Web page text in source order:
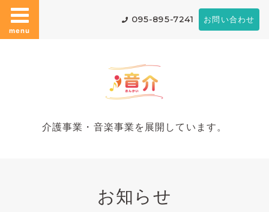
menu
095-895-7241 お問い合わせ
介護事業・音楽事業を展開しています。
お知らせ